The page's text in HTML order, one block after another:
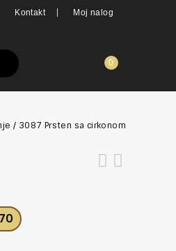
Kontakt Moj nalog
0
/ 3087 Prsten sa cirkonom